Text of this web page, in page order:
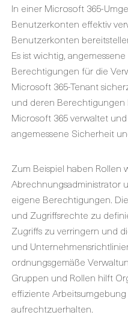
In einer Microsoft 365-
Benutzerkonten effektiv
Benutzerkonten
Es ist wichtig,
Berechtigungen für die
Microsoft 365-Tenant
und deren
Microsoft 365 verwaltet
angemessene Sicherheit
Zum Beispiel haben Rollen
Abrechnungsadministrator
eigene Berechtigungen.
und Zugriffsrechte zu
Zugriffs zu verringern und
und
ordnungsgemäße
Gruppen und Rollen hilft
effiziente
aufrechtzuerhalten.